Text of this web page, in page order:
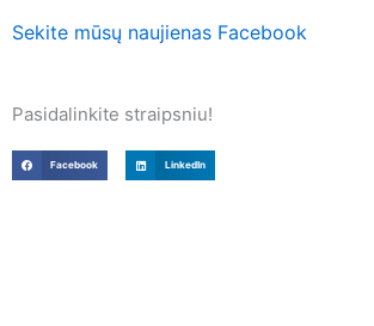
Sekite mūsų naujienas Facebook
Pasidalinkite straipsniu!
Facebook LinkedIn